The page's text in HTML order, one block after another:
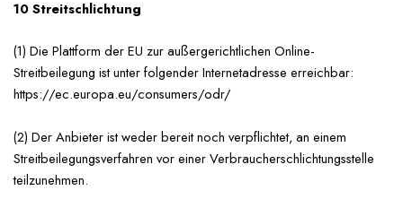
10 Streitschlichtung
(1) Die Plattform der EU zur außergerichtlichen Online-
Streitbeilegung ist unter folgender Internetadresse erreichbar:
https://ec.europa.eu/consumers/odr/
(2) Der Anbieter ist weder bereit noch verpflichtet, an einem
Streitbeilegungsverfahren vor einer Verbraucherschlichtungsstelle
teilzunehmen.